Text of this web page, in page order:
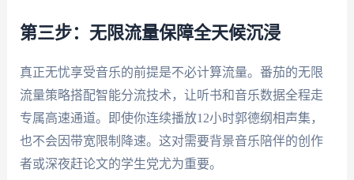
第三步：无限流量保障全天候沉浸
真正无忧享受音乐的前提是不必计算流量。番茄的无限
流量策略搭配智能分流技术，让听书和音乐数据全程走
专属高速通道。即使你连续播放12小时郭德纲相声集，
也不会因带宽限制降速。这对需要背景音乐陪伴的创作
者或深夜赶论文的学生党尤为重要。